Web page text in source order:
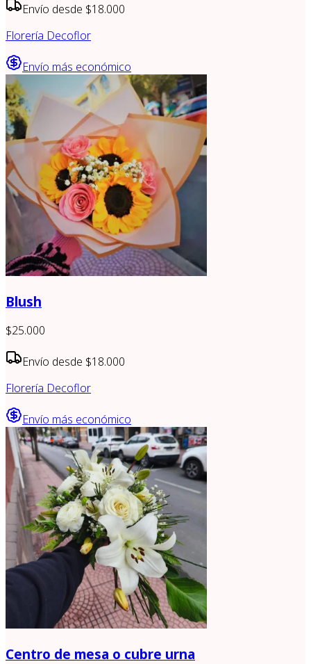
Envío desde $18.000
Florería Decoflor
Envío más económico
Blush
$25.000
Envío desde $18.000
Florería Decoflor
Envío más económico
Centro de mesa o cubre urna